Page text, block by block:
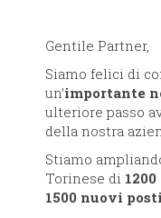
Gentile Partner,
Siamo felici di
un’importante
ulteriore passo
della nostra
Stiamo
Torinese di
1500 nuovi